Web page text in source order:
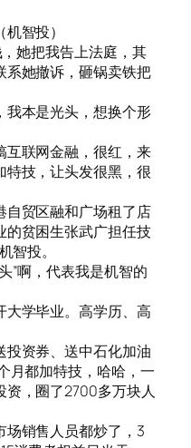
智投）
她把我告上法庭，其
系她撤诉，砸锅卖铁把
我本是光头，想换个形
互联网金融，很红，来
技，让头发很黑，很
自贸区融和广场租了店
的贫困生张武广担任技
投。
”啊，代表我是机智的
大学毕业。高学历、高
资券、送中石化加油
月都加特技，哈哈，一
资，圈了2700多万块人
场销售人员都炒了，3